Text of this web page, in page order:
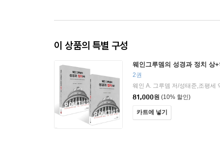
이 상품의 특별 구성
웨인그루뎀의 성경과 정치 상
2권
웨인 A. 그루뎀 저/성태준,조평세
81,000원 (10% 할인)
카트에 넣기